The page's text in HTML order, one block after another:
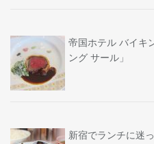
帝国ホテル バイキ
ング サール」
新宿でランチに迷